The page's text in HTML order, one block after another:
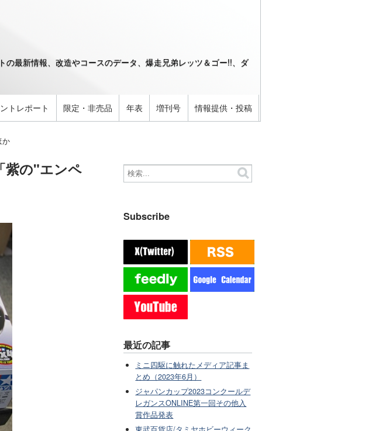
最新情報、改造やコースのデータ、爆走兄弟レッツ＆ゴー!!、ダ
トレポート 限定・非売品 年表 増刊号 情報提供・投稿
か
紫の"エンペ
Subscribe
最近の記事
ミニ四駆に触れたメディア記事ま
とめ（2023年6月）
ジャパンカップ2023コンクールデ
レガンスONLINE第一回その他入
賞作品発表